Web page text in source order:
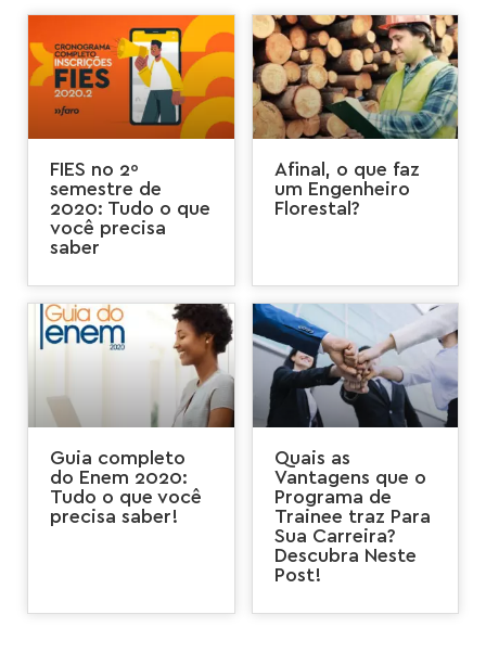
FIES no 2º
semestre de
2020: Tudo o que
você precisa
saber
Afinal, o que faz
um Engenheiro
Florestal?
Guia completo
do Enem 2020:
Tudo o que você
precisa saber!
Quais as
Vantagens que o
Programa de
Trainee traz Para
Sua Carreira?
Descubra Neste
Post!